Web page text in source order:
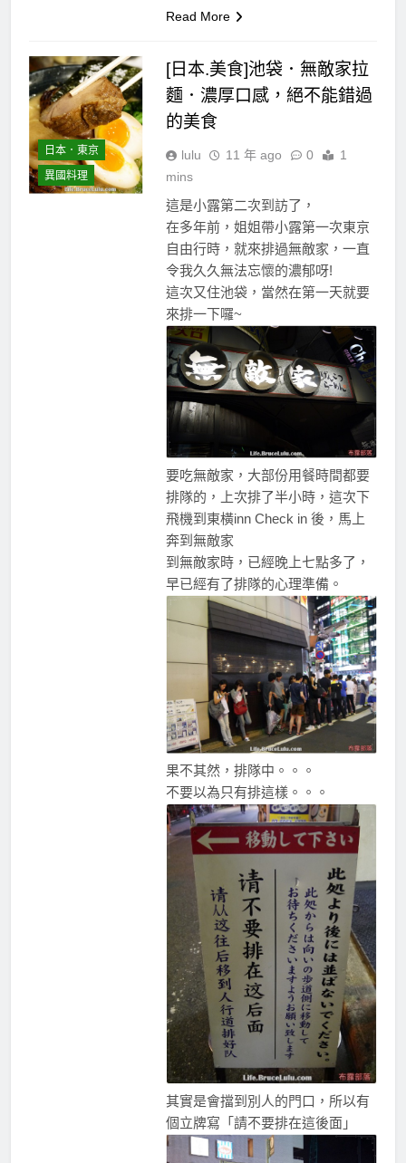
Read More
日本．東京
異國料理
[日本.美食]池袋．無敵家拉
麵．濃厚口感，絕不能錯過
的美食
lulu 11 年 ago 0
1
mins
這是小露第二次到訪了，
在多年前，姐姐帶小露第一次東京
自由行時，就來排過無敵家，一直
令我久久無法忘懷的濃郁呀!
這次又住池袋，當然在第一天就要
來排一下囉~
要吃無敵家，大部份用餐時間都要
排隊的，上次排了半小時，這次下
飛機到東橫inn Check in 後，馬上
奔到無敵家
到無敵家時，已經晚上七點多了，
早已經有了排隊的心理準備。
果不其然，排隊中。。。
不要以為只有排這樣。。。
其實是會擋到別人的門口，所以有
個立牌寫「請不要排在這後面」